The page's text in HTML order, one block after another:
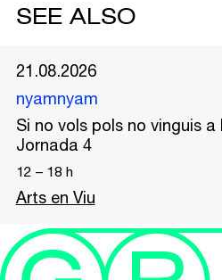
SEE ALSO
21.08.2026
nyamnyam
Si no vols pols no vinguis a
Jornada 4
12 – 18 h
Arts en Viu